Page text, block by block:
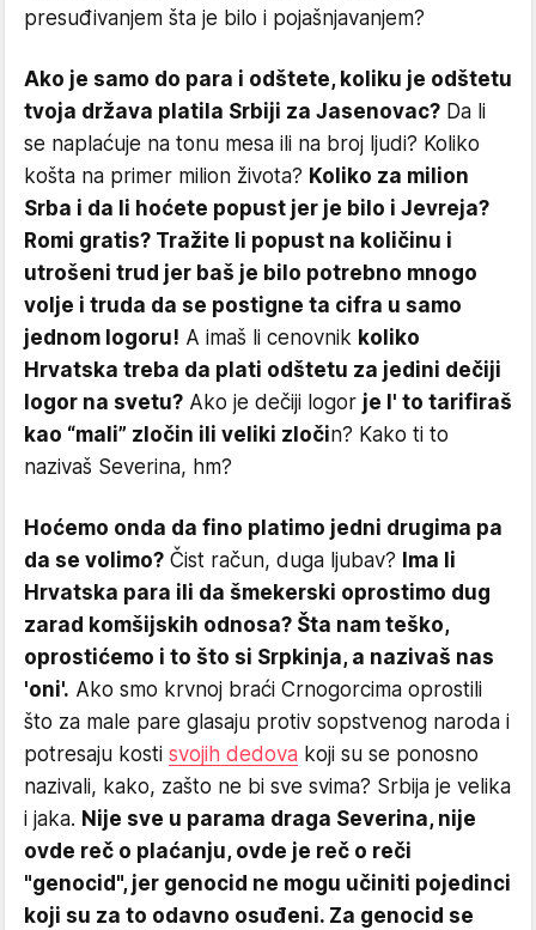
presuđivanjem šta je bilo i pojašnjavanjem?
Ako je samo do para i odštete, koliku je odštetu
tvoja država platila Srbiji za Jasenovac? Da li
se naplaćuje na tonu mesa ili na broj ljudi? Koliko
košta na primer milion života? Koliko za milion
Srba i da li hoćete popust jer je bilo i Jevreja?
Romi gratis? Tražite li popust na količinu i
utrošeni trud jer baš je bilo potrebno mnogo
volje i truda da se postigne ta cifra u samo
jednom logoru! A imaš li cenovnik koliko
Hrvatska treba da plati odštetu za jedini dečiji
logor na svetu? Ako je dečiji logor je l' to tarifiraš
kao “mali” zločin ili veliki zločin? Kako ti to
nazivaš Severina, hm?
Hoćemo onda da fino platimo jedni drugima pa
da se volimo? Čist račun, duga ljubav? Ima li
Hrvatska para ili da šmekerski oprostimo dug
zarad komšijskih odnosa? Šta nam teško,
oprostićemo i to što si Srpkinja, a nazivaš nas
'oni'. Ako smo krvnoj braći Crnogorcima oprostili
što za male pare glasaju protiv sopstvenog naroda i
potresaju kosti svojih dedova koji su se ponosno
nazivali, kako, zašto ne bi sve svima? Srbija je velika
i jaka. Nije sve u parama draga Severina, nije
ovde reč o plaćanju, ovde je reč o reči
"genocid", jer genocid ne mogu učiniti pojedinci
koji su za to odavno osuđeni. Za genocid se